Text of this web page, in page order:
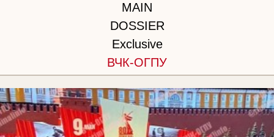
MAIN
DOSSIER
Exclusive
ВЧК-ОГПУ